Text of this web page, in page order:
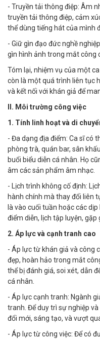
- Truyền tải thông điệp: Âm
truyền tải thông điệp, cảm
thể dùng tiếng hát của mình
- Giữ gìn đạo đức nghề
gìn hình ảnh trong mắt công
Tóm lại, nhiệm vụ của một
còn là một quá trình liên tục
và kết nối với khán giả để
II. Môi trường công việc
1. Tính linh hoạt và di
- Đa dạng địa điểm: Ca sĩ có
phòng trà, quán bar, sân
buổi biểu diễn cá nhân. Họ
âm các sản phẩm âm nhạc.
- Lịch trình không cố định:
hành chính mà thay đổi liên
là vào cuối tuần hoặc các
điểm diễn, lịch tập luyện,
2. Áp lực và cạnh tranh cao
- Áp lực từ khán giả và công
đẹp, hoàn hảo trong mắt
thể bị đánh giá, soi xét, dẫn
cá nhân.
- Áp lực cạnh tranh: Ngành
tranh. Để duy trì sự nghiệp
đổi mới, sáng tạo, và vượt
- Áp lực từ công việc: Để có